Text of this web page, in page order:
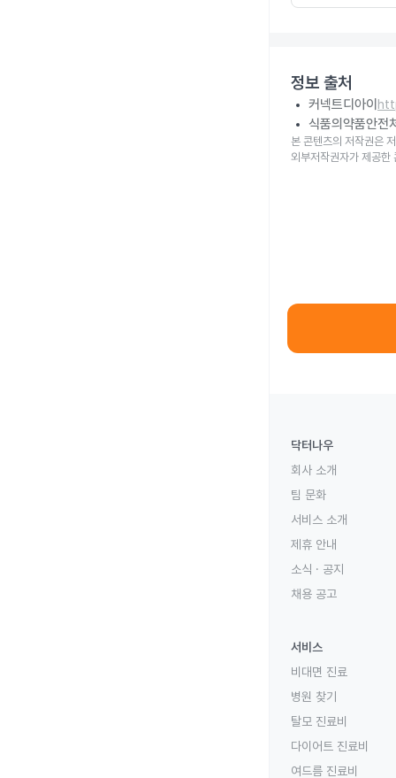
정보 출처
커넥트디아이
식품의약품안전
본 콘텐츠의 저작권은
외부저작권자가 제공한
닥터나우
회사 소개
팀 문화
서비스 소개
제휴 안내
소식 · 공지
채용 공고
서비스
비대면 진료
병원 찾기
탈모 진료비
다이어트 진료비
여드름 진료비